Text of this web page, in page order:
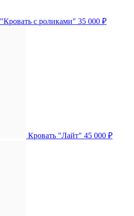
"Кровать с роликами" 35 000 ₽
Кровать "Лайт" 45 000 ₽